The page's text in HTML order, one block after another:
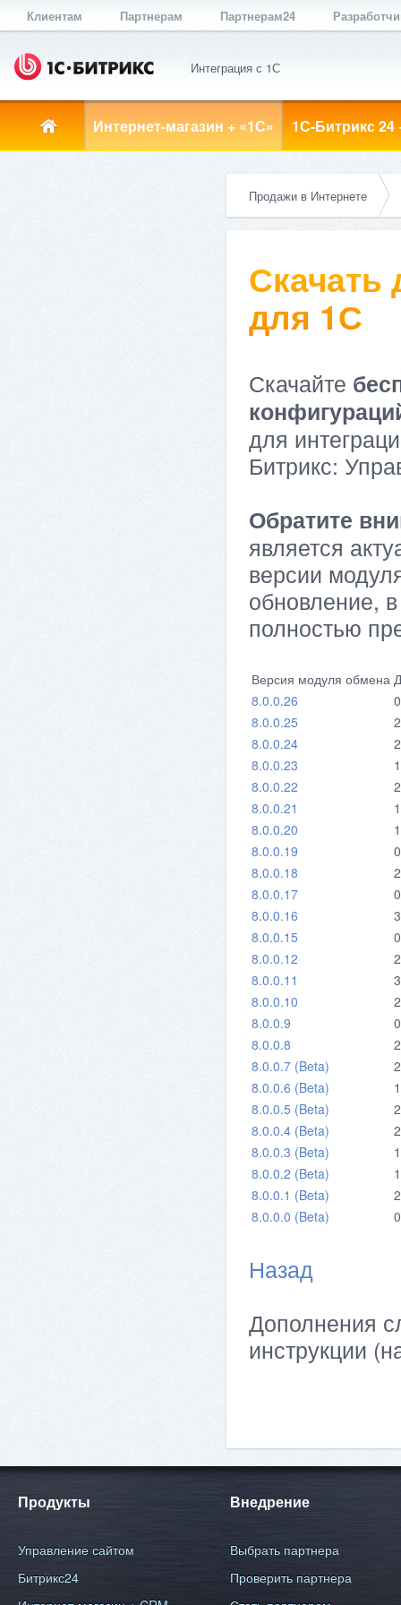
Клиентам Партнерам Партнерам24
Интеграция с 1С
Интернет-магазин + «1С» 1С-Битрикс 24
Продажи в Интернете
для 1С
Скачайте
для
Битрикс:
Обратите
является
версии
обновление,
полностью
Версия модуля обмена
8.0.0.26
8.0.0.25
8.0.0.24
8.0.0.23
8.0.0.22
8.0.0.21
8.0.0.20
8.0.0.19
8.0.0.18
8.0.0.17
8.0.0.16
8.0.0.15
8.0.0.12
8.0.0.11
8.0.0.10
8.0.0.9
8.0.0.8
8.0.0.7 (Beta)
8.0.0.6 (Beta)
8.0.0.5 (Beta)
8.0.0.4 (Beta)
8.0.0.3 (Beta)
8.0.0.2 (Beta)
8.0.0.1 (Beta)
8.0.0.0 (Beta)
Назад
Дополнения
инструкции
Продукты
Управление сайтом
Битрикс24
Внедрение
Выбрать партнера
Проверить партнера